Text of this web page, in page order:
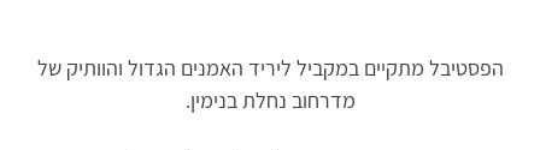
הפסטיבל מתקיים במקביל ליריד האמנים הגדול והוותיק של
מדרחוב נחלת בנימין.